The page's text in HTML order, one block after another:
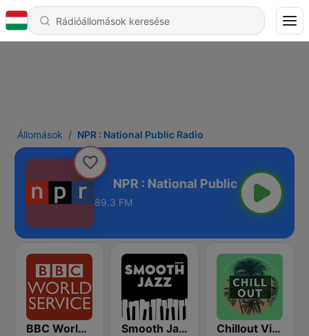
Állomások NPR : National Public Radio
Radio
89.3 FM
BBC World Service Smooth Jazz - Groov Chillout Vibes